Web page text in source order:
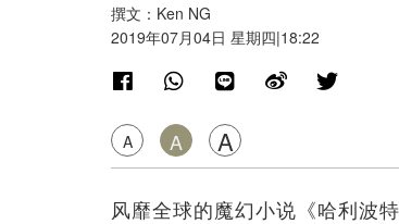
撰文：Ken NG
2019年07月04日 星期四|18:22
A A A
风靡全球的魔幻小说《哈利波